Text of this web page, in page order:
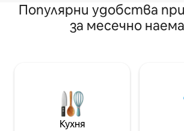
Популярни удобства
за месечно
Кухня